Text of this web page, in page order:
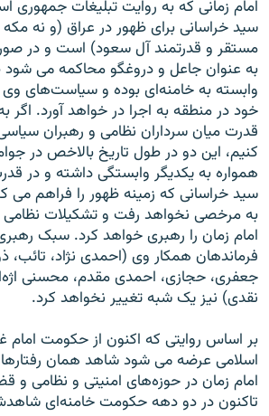
امام زمانی که به روايت تبليغات جمهوری
سيد خراسانی برای ظهور در عراق (و نه
مستقر و قدرتمند آل سعود) است و در
به عنوان جاعل و دروغگو محاکمه می شود
وابسته به خامنه‌ای بوده و سياست‌های وی
خود در منطقه به اجرا در خواهد آورد. اگر
قدرت ميان سرداران نظامی و رهبران
کنيم، اين دو در طول تاريخ بالاخص در
همواره به يکديگر وابستگی داشته و در
سيد خراسانی که زمينه‌ ظهور را فراهم می
به مرخصی نخواهد رفت و تشکيلات نظامی
امام زمان را رهبری خواهد کرد. سبک
فرماندهان همکار وی (احمدی نژاد، تائب،
جعفری، حجازی، احمدی مقدم، محسنی
نقدی) نيز يک شبه تغيير نخواهد کرد.
بر اساس روايتی که اکنون از حکومت امام
اسلامی عرضه می شود شاهد همان
امام زمان در حوزه‌های امنيتی و نظامی و
تاکنون در دو دهه حکومت خامنه‌ای